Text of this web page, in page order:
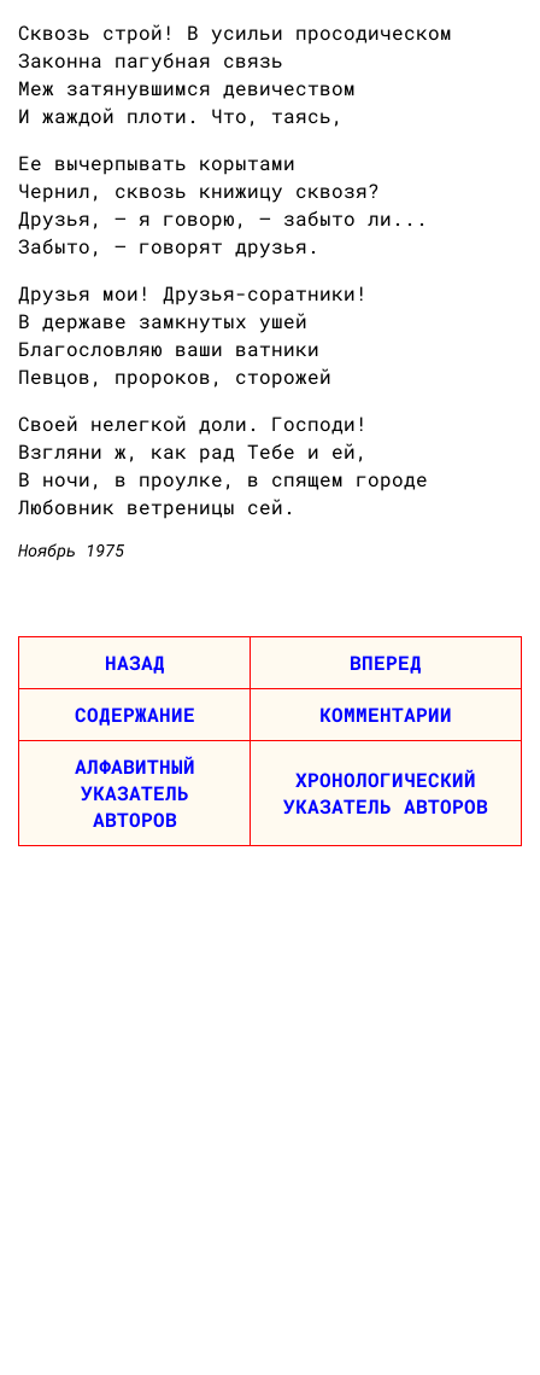
Сквозь строй! В усильи просодическом
Законна пагубная связь
Меж затянувшимся девичеством
И жаждой плоти. Что, таясь,
Ее вычерпывать корытами
Чернил, сквозь книжицу сквозя?
Друзья, — я говорю, — забыто ли...
Забыто, — говорят друзья.
Друзья мои! Друзья-соратники!
В державе замкнутых ушей
Благословляю ваши ватники
Певцов, пророков, сторожей
Своей нелегкой доли. Господи!
Взгляни ж, как рад Тебе и ей,
В ночи, в проулке, в спящем городе
Любовник ветреницы сей.
Ноябрь 1975
НАЗАД ВПЕРЕД
СОДЕРЖАНИЕ КОММЕНТАРИИ
АЛФАВИТНЫЙ
УКАЗАТЕЛЬ
АВТОРОВ
ХРОНОЛОГИЧЕСКИЙ
УКАЗАТЕЛЬ АВТОРОВ